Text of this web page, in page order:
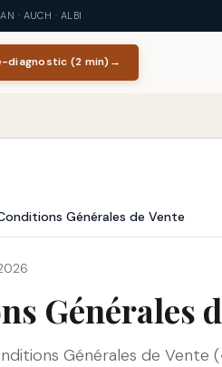
· AUCH · ALBI
diagnostic (2 min)→
Générales de Vente
Générales
Générales de Vente